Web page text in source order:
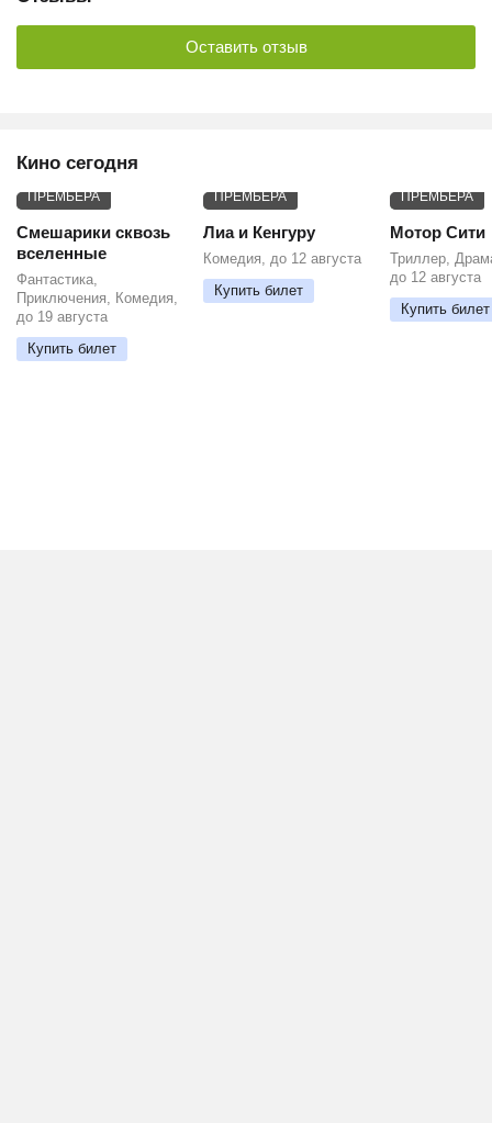
Оставить отзыв
Кино сегодня
ПРЕМЬЕРА
Смешарики сквозь
вселенные
Фантастика,
Приключения, Комедия,
до 19 августа
Купить билет
ПРЕМЬЕРА
Лиа и Кенгуру
Комедия, до 12 августа
Купить билет
ПРЕМЬЕРА
Мотор Сити
Триллер,
до 12 августа
Купить билет